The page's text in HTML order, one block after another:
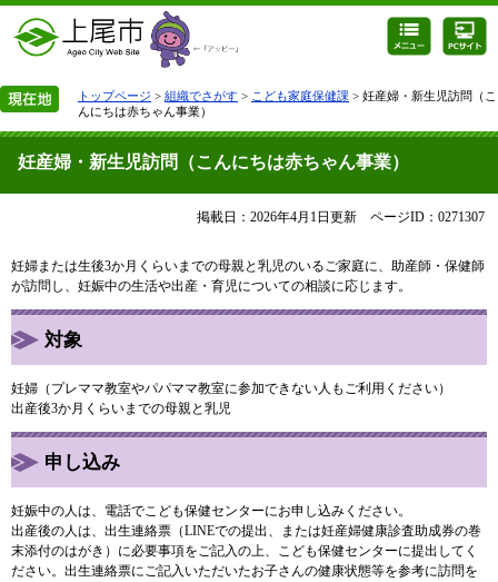
トップページ > 組織でさがす > こども家庭保健課 > 妊産婦・新生児訪問（こ
んにちは赤ちゃん事業）
妊産婦・新生児訪問（こんにちは赤ちゃん事業）
掲載日：2026年4月1日更新 ページID：0271307
妊婦または生後3か月くらいまでの母親と乳児のいるご家庭に、助産師・保健師
が訪問し、妊娠中の生活や出産・育児についての相談に応じます。
対象
妊婦（プレママ教室やパパママ教室に参加できない人もご利用ください）
出産後3か月くらいまでの母親と乳児
申し込み
妊娠中の人は、電話でこども保健センターにお申し込みください。
出産後の人は、出生連絡票（LINEでの提出、または妊産婦健康診査助成券の巻
末添付のはがき）に必要事項をご記入の上、こども保健センターに提出してく
ださい。出生連絡票にご記入いただいたお子さんの健康状態等を参考に訪問を